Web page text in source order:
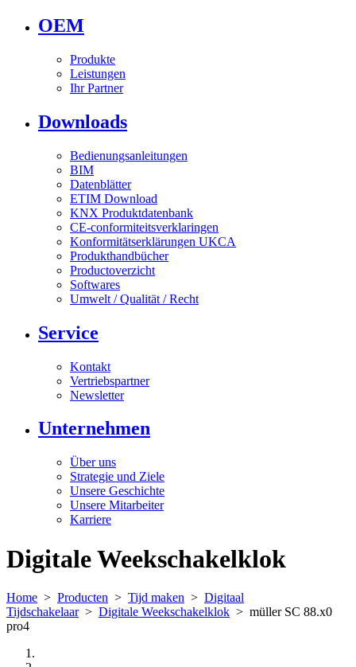
OEM
Produkte
Leistungen
Ihr Partner
Downloads
Bedienungsanleitungen
BIM
Datenblätter
ETIM Download
KNX Produktdatenbank
CE-conformiteitsverklaringen
Konformitätserklärungen UKCA
Produkthandbücher
Productoverzicht
Softwares
Umwelt / Qualität / Recht
Service
Kontakt
Vertriebspartner
Newsletter
Unternehmen
Über uns
Strategie und Ziele
Unsere Geschichte
Unsere Mitarbeiter
Karriere
Digitale Weekschakelklok
Home > Producten > Tijd maken > Digitaal
Tijdschakelaar> Digitale Weekschakelklok > müller SC 88.x0
pro4